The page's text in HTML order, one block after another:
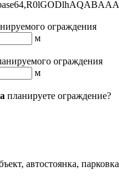
ограждения
м
ограждения
м
планируете ограждение?
автостоянка, парковка